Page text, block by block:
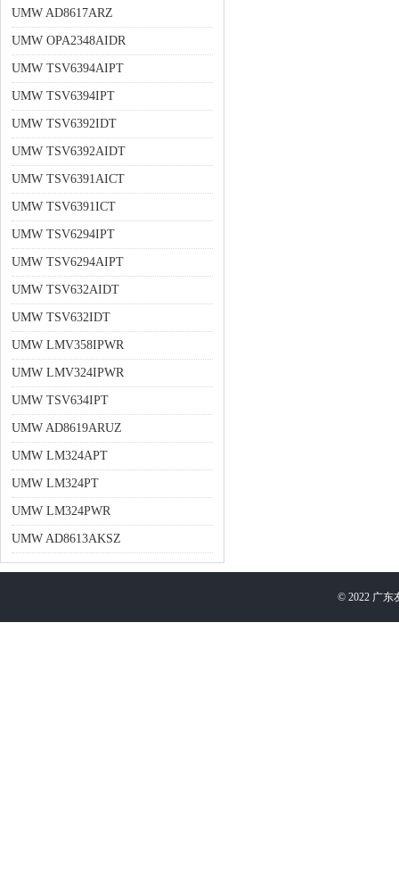
UMW AD8617ARZ
UMW OPA2348AIDR
UMW TSV6394AIPT
UMW TSV6394IPT
UMW TSV6392IDT
UMW TSV6392AIDT
UMW TSV6391AICT
UMW TSV6391ICT
UMW TSV6294IPT
UMW TSV6294AIPT
UMW TSV632AIDT
UMW TSV632IDT
UMW LMV358IPWR
UMW LMV324IPWR
UMW TSV634IPT
UMW AD8619ARUZ
UMW LM324APT
UMW LM324PT
UMW LM324PWR
UMW AD8613AKSZ
© 2022 广东